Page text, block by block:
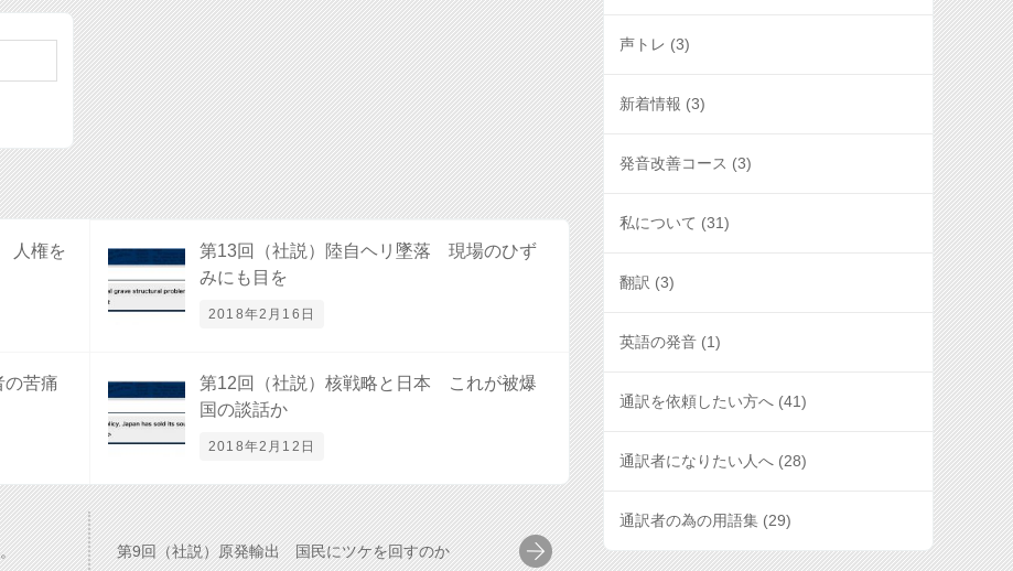
人権を
第13回（社説）陸自ヘリ墜落 現場のひず
みにも目を
2018年2月16日
苦痛
第12回（社説）核戦略と日本 これが被爆
国の談話か
2018年2月12日
第9回（社説）原発輸出 国民にツケを回すのか
声トレ (3)
新着情報 (3)
発音改善コース (3)
私について (31)
翻訳 (3)
英語の発音 (1)
通訳を依頼したい方へ (41)
通訳者になりたい人へ (28)
通訳者の為の用語集 (29)